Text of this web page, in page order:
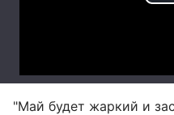
"Май будет жаркий и